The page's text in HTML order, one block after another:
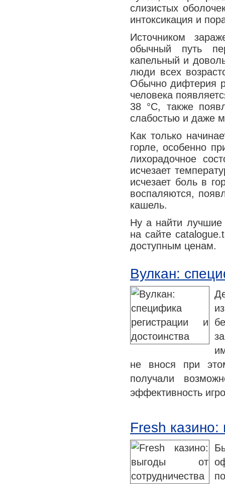
слизистых
интоксикация и
Источником
обычный путь
капельный и
люди всех
Обычно дифтерия
человека
38 °С, также
слабостью и даже
Как только
горле, особенно
лихорадочное
исчезает
исчезает боль в
воспаляются,
кашель.
Ну а найти
на сайте
доступным ценам.
Вулкан:
не внося при
получали
эффективность
Fresh казино: